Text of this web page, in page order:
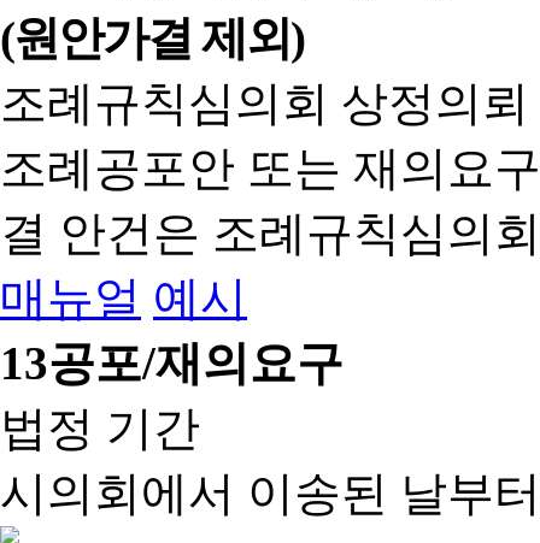
(원안가결 제외)
조례규칙심의회 상정의
조례공포안 또는 재의요
결 안건은 조례규칙심의
매뉴얼 예시
13공포/재의요구
법정 기간
시의회에서 이송된 날부